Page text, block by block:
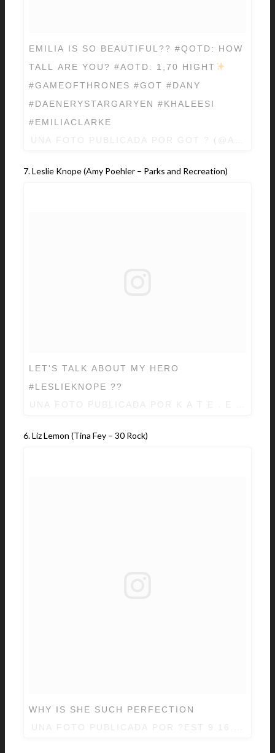
EMILIA IS SO BEAUTIFUL?? #QOTD: HOW
TALL ARE YOU? #AOTD: 1,70 HIGHT
#GAMEOFTHRONES #GOT #DANY
#DAENERYSTARGARYEN #KHALEESI
#EMILIACLARKE
7. Leslie Knope (Amy Poehler – Parks and Recreation)
LET'S TALK ABOUT MY HERO
#LESLIEKNOPE ??
6. Liz Lemon (Tina Fey – 30 Rock)
WHY IS SHE SUCH PERFECTION